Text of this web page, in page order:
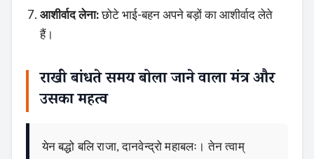
आशीर्वाद लेना:छोटे भाई-बहन अपने बड़ों का आशीर्वाद लेते
हैं।
राखी बांधते समय बोला जाने वाला मंत्र और
उसका महत्व
येन बद्धो बलि राजा, दानवेन्द्रो महाबलः। तेन त्वाम्